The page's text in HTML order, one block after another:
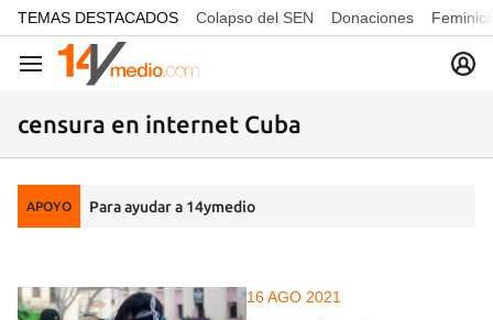
common.go-to-content
TEMAS DESTACADOS Colapso del SEN Donaciones
Navegación
censura en internet Cuba
APOYO Para ayudar a 14ymedio
16 AGO 2021